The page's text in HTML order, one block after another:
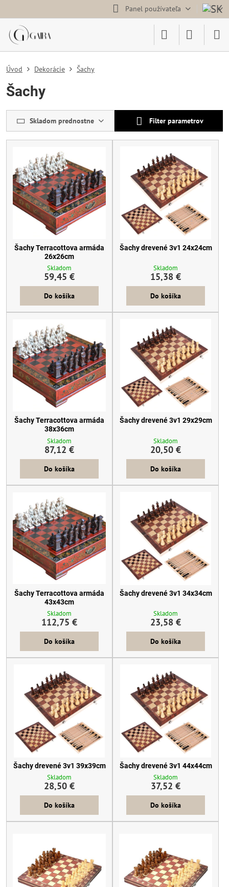
Panel používateľa
Úvod Dekorácie Šachy
Šachy
Skladom prednostne Filter parametrov
Šachy Terracottova armáda
26x26cm
Skladom
59,45 €
Do košíka
Šachy drevené 3v1 24x24cm
Skladom
15,38 €
Do košíka
Šachy Terracottova armáda
38x36cm
Skladom
87,12 €
Do košíka
Šachy drevené 3v1 29x29cm
Skladom
20,50 €
Do košíka
Šachy Terracottova armáda
43x43cm
Skladom
112,75 €
Do košíka
Šachy drevené 3v1 34x34cm
Skladom
23,58 €
Do košíka
Šachy drevené 3v1 39x39cm
Skladom
28,50 €
Do košíka
Šachy drevené 3v1 44x44cm
Skladom
37,52 €
Do košíka